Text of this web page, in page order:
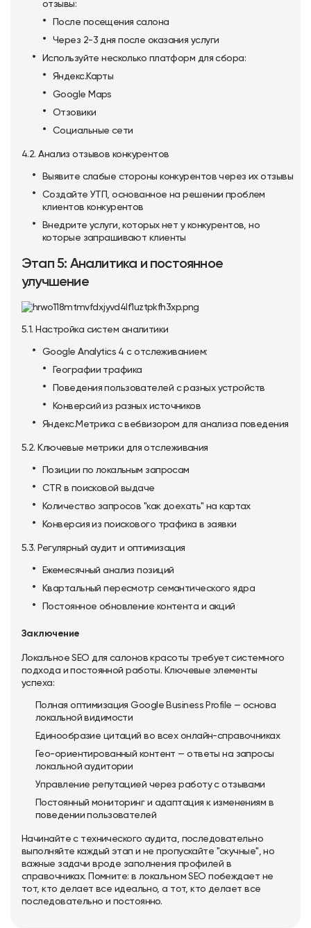
отзывы:
После посещения салона
Через 2-3 дня после оказания услуги
Используйте несколько платформ для сбора:
Яндекс.Карты
Google Maps
Отзовики
Социальные сети
4.2. Анализ отзывов конкурентов
Выявите слабые стороны конкурентов через их отзывы
Создайте УТП, основанное на решении проблем
клиентов конкурентов
Внедрите услуги, которых нет у конкурентов, но
которые запрашивают клиенты
Этап 5: Аналитика и постоянное
улучшение
5.1. Настройка систем аналитики
Google Analytics 4 с отслеживанием:
Географии трафика
Поведения пользователей с разных устройств
Конверсий из разных источников
Яндекс.Метрика с вебвизором для анализа поведения
5.2. Ключевые метрики для отслеживания
Позиции по локальным запросам
CTR в поисковой выдаче
Количество запросов "как доехать" на картах
Конверсия из поискового трафика в заявки
5.3. Регулярный аудит и оптимизация
Ежемесячный анализ позиций
Квартальный пересмотр семантического ядра
Постоянное обновление контента и акций
Заключение
Локальное SEO для салонов красоты требует системного
подхода и постоянной работы. Ключевые элементы
успеха:
Полная оптимизация Google Business Profile — основа
локальной видимости
Единообразие цитаций во всех онлайн-справочниках
Гео-ориентированный контент — ответы на запросы
локальной аудитории
Управление репутацией через работу с отзывами
Постоянный мониторинг и адаптация к изменениям в
поведении пользователей
Начинайте с технического аудита, последовательно
выполняйте каждый этап и не пропускайте "скучные", но
важные задачи вроде заполнения профилей в
справочниках. Помните: в локальном SEO побеждает не
тот, кто делает все идеально, а тот, кто делает все
последовательно и постоянно.